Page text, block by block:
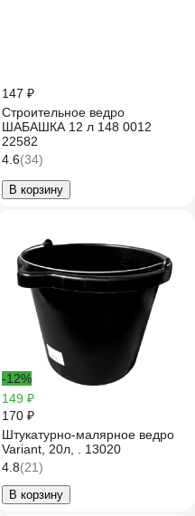
147 ₽
Строительное ведро
ШАБАШКА 12 л 148 0012
22582
4.6(34)
В корзину
-12%
149 ₽
170 ₽
Штукатурно-малярное ведро
Variant, 20л, . 13020
4.8(21)
В корзину